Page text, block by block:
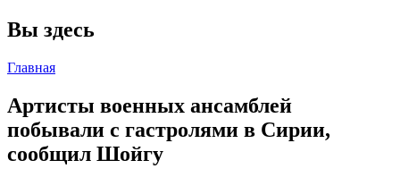
Вы здесь
Главная
Артисты военных ансамблей
побывали с гастролями в Сирии,
сообщил Шойгу